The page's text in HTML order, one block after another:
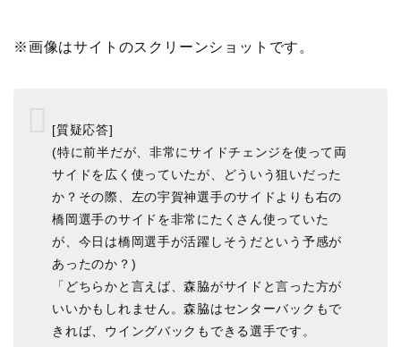
※画像はサイトのスクリーンショットです。
[質疑応答]
(特に前半だが、非常にサイドチェンジを使って両
サイドを広く使っていたが、どういう狙いだった
か？その際、左の宇賀神選手のサイドよりも右の
橋岡選手のサイドを非常にたくさん使っていた
が、今日は橋岡選手が活躍しそうだという予感が
あったのか？)
「どちらかと言えば、森脇がサイドと言った方が
いいかもしれません。森脇はセンターバックもで
きれば、ウイングバックもできる選手です。